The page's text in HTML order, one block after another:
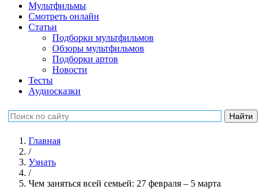
Мультфильмы
Смотреть онлайн
Статьи
Подборки мультфильмов
Обзоры мультфильмов
Подборки артов
Новости
Тесты
Аудиосказки
Главная
/
Узнать
/
Чем заняться всей семьей: 27 февраля – 5 марта